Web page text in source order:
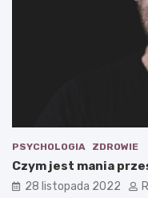
PSYCHOLOGIA ZDROWIE
Czym jest mania
28 listopada 2022